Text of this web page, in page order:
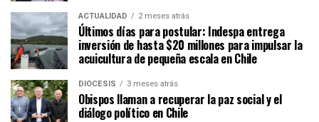
ACTUALIDAD 2 meses atrás
Últimos días para postular: Indespa entrega
inversión de hasta $20 millones para impulsar la
acuicultura de pequeña escala en Chile
DIÓCESIS 3 meses atrás
Obispos llaman a recuperar la paz social y el
diálogo político en Chile